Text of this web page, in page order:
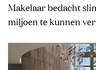
Makelaar bedacht
miljoen te kunnen